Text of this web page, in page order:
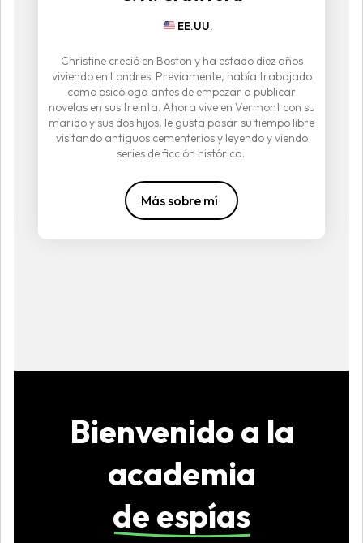
EE.UU.
Christine creció en Boston y ha estado diez años
viviendo en Londres. Previamente, había trabajado
como psicóloga antes de empezar a publicar
novelas en sus treinta. Ahora vive en Vermont con su
marido y sus dos hijos, le gusta pasar su tiempo libre
visitando antiguos cementerios y leyendo y viendo
series de ficción histórica.
Más sobre mí
Bienvenido a la
academia
de espías